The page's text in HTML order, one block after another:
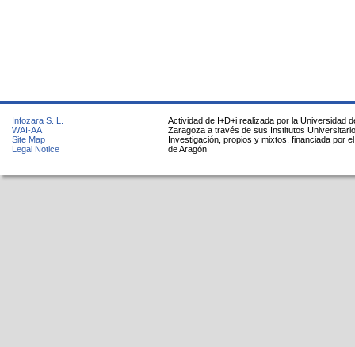
Infozara S. L.
WAI-AA
Site Map
Legal Notice
Actividad de I+D+i realizada por la Universidad
Zaragoza a través de sus Institutos
Investigación, propios y mixtos, financiada por
de Aragón